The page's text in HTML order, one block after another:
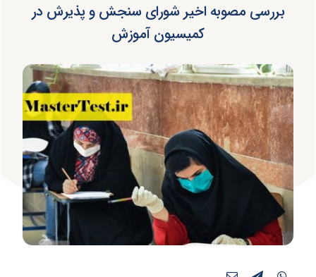
بررسی مصوبه اخیر شورای سنجش و پذیرش در
کمیسیون آموزش